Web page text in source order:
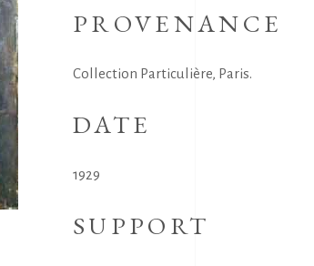
PROVENANCE
Collection Particulière, Paris.
DATE
1929
SUPPORT